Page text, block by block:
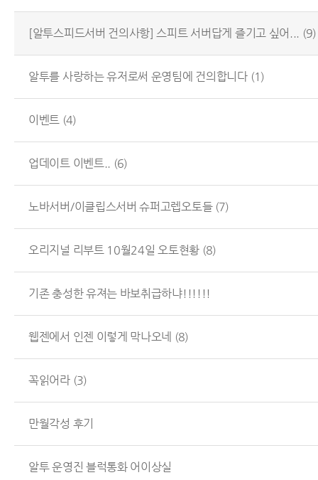
[알투스피드서버 건의사항] 스피트 서버답게 즐기고 싶어... (9)
알투를 사랑하는 유저로써 운영팀에 건의합니다 (1)
이벤트 (4)
업데이트 이벤트.. (6)
노바서버/이클립스서버 슈퍼고렙오토들 (7)
오리지널 리부트 10월24일 오토현황 (8)
기존 충성한 유져는 바보취급하냐!!!!!!
웹젠에서 인젠 이렇게 막나오네 (8)
꼭읽어라 (3)
만월각성 후기
알투 운영진 블럭통화 어이상실